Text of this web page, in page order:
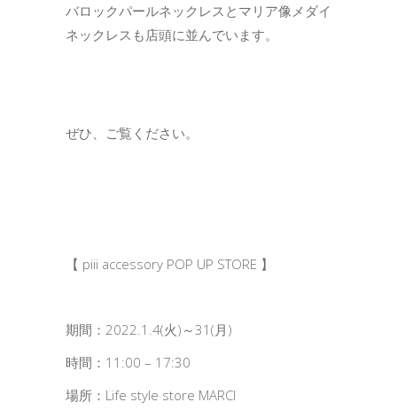
バロックパールネックレスとマリア像メダイ
ネックレスも店頭に並んでいます。
ぜひ、ご覧ください。
【 piii accessory POP UP STORE 】
期間：2022.1.4(火)～31(月)
時間：11:00 – 17:30
場所：Life style store MARCI